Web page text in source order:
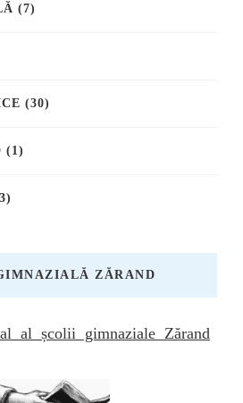
(7)
(30)
(1)
ZĂRAND
al școlii gimnaziale Zărand